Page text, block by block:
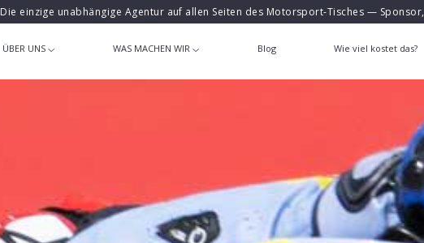
Die einzige unabhängige Agentur auf allen Seiten des Motorsport-Tisches —
ÜBER UNS WAS MACHEN WIR Blog Wie viel kostet das?